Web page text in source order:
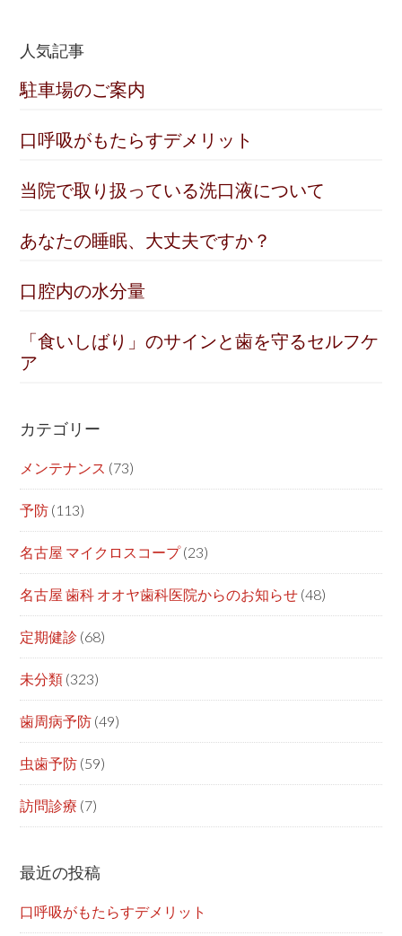
人気記事
駐車場のご案内
口呼吸がもたらすデメリット
当院で取り扱っている洗口液について
あなたの睡眠、大丈夫ですか？
口腔内の水分量
「食いしばり」のサインと歯を守るセルフケ
ア
カテゴリー
メンテナンス (73)
予防 (113)
名古屋 マイクロスコープ(23)
名古屋 歯科 オオヤ歯科医院からのお知らせ (48)
定期健診 (68)
未分類 (323)
歯周病予防 (49)
虫歯予防 (59)
訪問診療 (7)
最近の投稿
口呼吸がもたらすデメリット